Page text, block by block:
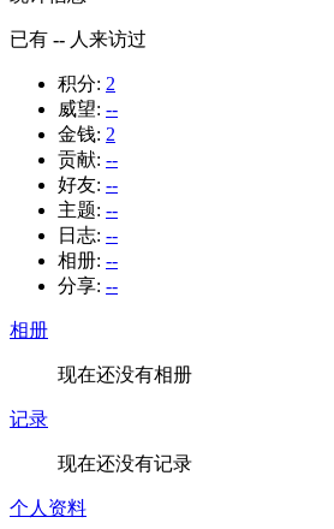
已有 -- 人来访过
积分: 2
威望: --
金钱: 2
贡献: --
好友: --
主题: --
日志: --
相册: --
分享: --
相册
现在还没有相册
记录
现在还没有记录
个人资料